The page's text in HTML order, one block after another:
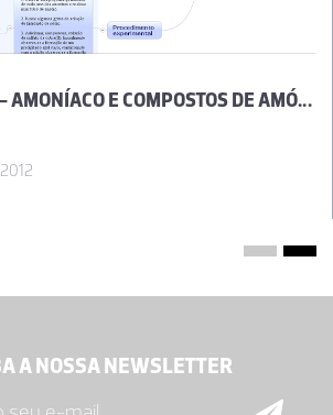
AL1.1 | 11º ANO - AMONÍACO E COMPOSTOS DE AMÓNIO EM MATERIAIS DO USO COMUM
A NOSSA NEWSLETTER